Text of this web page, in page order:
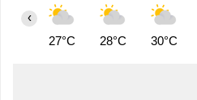
27°C 28°C 30°C
‹